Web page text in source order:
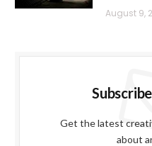
August 9,
Get the latest
about